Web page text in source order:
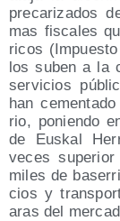
pre­ca­ri­za­dos
mas fis­ca­les
ricos
los suben a la
ser­vi­cios
han
rio, ponien­do
de Eus­kal
veces
miles de
cios y
aras del